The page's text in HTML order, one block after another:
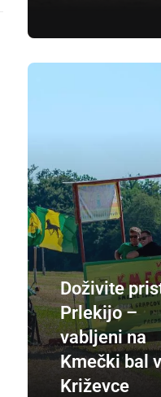
Doživite
Prlekijo –
vabljeni na
Kmečki bal v
Križevce